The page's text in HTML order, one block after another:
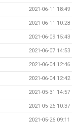
2021-06-11 18:49
2021-06-11 10:28
2021-06-09 15:43
2021-06-07 14:53
2021-06-04 12:46
2021-06-04 12:42
2021-05-31 14:57
2021-05-26 10:37
2021-05-26 09:11